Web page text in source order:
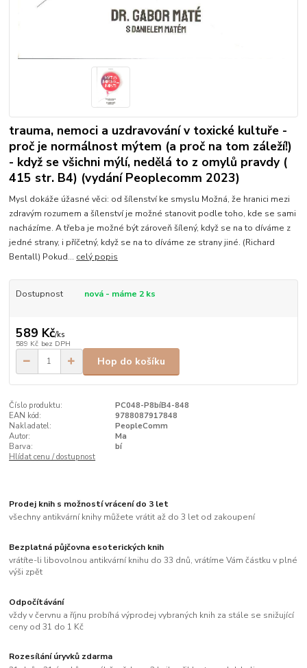
trauma, nemoci a uzdravování v toxické kultuře -
proč je normálnost mýtem (a proč na tom záleží!)
- když se všichni mýlí, nedělá to z omylů pravdy (
415 str. B4) (vydání Peoplecomm 2023)
Mysl dokáže úžasné věci: od šílenství ke smyslu Možná, že hranici mezi
zdravým rozumem a šílenství je možné stanovit podle toho, kde se sami
nacházíme. A třeba je možné být zároveň šílený, když se na to díváme z
jedné strany, i příčetný, když se na to díváme ze strany jiné. (Richard
Bentall) Pokud... celý popis
Dostupnost nová - máme 2 ks
589 Kč/ks
589 Kč bez DPH
Hop do košíku
Číslo produktu:
PC048-P8bíB4-848
EAN kód:
9788087917848
Nakladatel:
PeopleComm
Autor:
Ma
Barva:
bí
Hlídat cenu / dostupnost
Prodej knih s možností vrácení do 3 let
všechny antikvární knihy můžete vrátit až do 3 let od zakoupení
Bezplatná půjčovna esoterických knih
vrátíte-li libovolnou antikvární knihu do 33 dnů, vrátíme Vám částku v plné
výši zpět
Odpočítávání
vždy v červnu a říjnu probíhá výprodej vybraných knih za stále se snižující
ceny od 31 do 1 Kč
Rozesílání úryvků zdarma